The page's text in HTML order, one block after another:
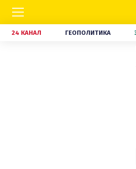
24 КАНАЛ ГЕОПОЛИТИКА